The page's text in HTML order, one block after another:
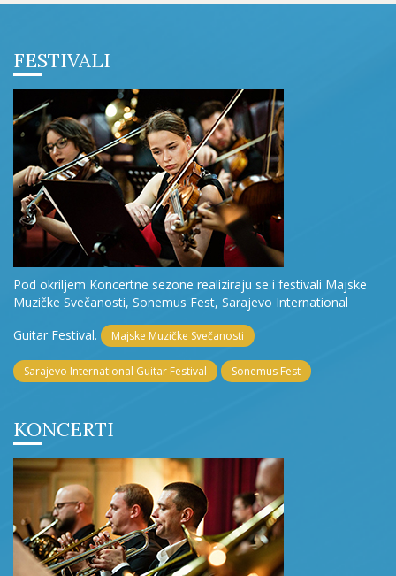
FESTIVALI
Pod okriljem Koncertne sezone realiziraju se i festivali Majske
Muzičke Svečanosti, Sonemus Fest, Sarajevo International
Guitar Festival.
Majske Muzičke Svečanosti
Sarajevo International Guitar Festival Sonemus Fest
KONCERTI